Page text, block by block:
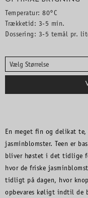
Temperatur: 80°C
Trækketid: 3-5 min.
Dossering: 3-5 temål pr.
Vælg Størrelse
En meget fin og delikat
jasminblomster. Teen er
bliver høstet i det tidlige
hvor de friske
tidligt på dagen, hvor
opbevares køligt indtil de